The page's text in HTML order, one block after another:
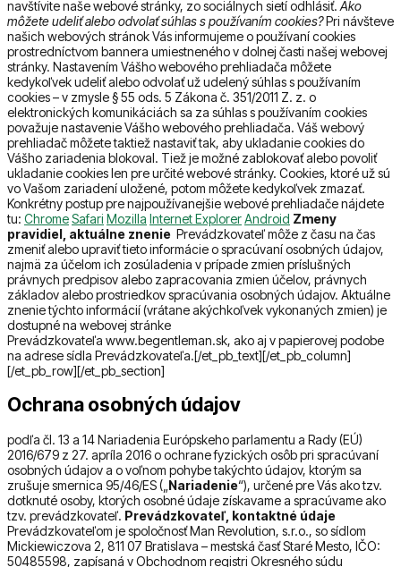
navštívite naše webové stránky, zo sociálnych sietí odhlásiť. Ako
môžete udeliť alebo odvolať súhlas s používaním cookies?Pri návšteve
našich webových stránok Vás informujeme o používaní cookies
prostredníctvom bannera umiestneného v dolnej časti našej webovej
stránky. Nastavením Vášho webového prehliadača môžete
kedykoľvek udeliť alebo odvolať už udelený súhlas s používaním
cookies – v zmysle § 55 ods. 5 Zákona č. 351/2011 Z. z. o
elektronických komunikáciách sa za súhlas s používaním cookies
považuje nastavenie Vášho webového prehliadača. Váš webový
prehliadač môžete taktiež nastaviť tak, aby ukladanie cookies do
Vášho zariadenia blokoval. Tiež je možné zablokovať alebo povoliť
ukladanie cookies len pre určité webové stránky. Cookies, ktoré už sú
vo Vašom zariadení uložené, potom môžete kedykoľvek zmazať.
Konkrétny postup pre najpoužívanejšie webové prehliadače nájdete
tu: ChromeSafari Mozilla Internet ExplorerAndroid Zmeny
pravidiel, aktuálne znenie Prevádzkovateľ môže z času na čas
zmeniť alebo upraviť tieto informácie o spracúvaní osobných údajov,
najmä za účelom ich zosúladenia v prípade zmien príslušných
právnych predpisov alebo zapracovania zmien účelov, právnych
základov alebo prostriedkov spracúvania osobných údajov. Aktuálne
znenie týchto informácií (vrátane akýchkoľvek vykonaných zmien) je
dostupné na webovej stránke
Prevádzkovateľa www.begentleman.sk, ako aj v papierovej podobe
na adrese sídla Prevádzkovateľa.[/et_pb_text][/et_pb_column]
[/et_pb_row][/et_pb_section]
Ochrana osobných údajov
podľa čl. 13 a 14 Nariadenia Európskeho parlamentu a Rady (EÚ)
2016/679 z 27. apríla 2016 o ochrane fyzických osôb pri spracúvaní
osobných údajov a o voľnom pohybe takýchto údajov, ktorým sa
zrušuje smernica 95/46/ES („ Nariadenie“), určené pre Vás ako tzv.
dotknuté osoby, ktorých osobné údaje získavame a spracúvame ako
tzv. prevádzkovateľ. Prevádzkovateľ, kontaktné údaje
Prevádzkovateľom je spoločnosť Man Revolution, s.r.o., so sídlom
Mickiewiczova 2, 811 07 Bratislava – mestská časť Staré Mesto, IČO:
50485598, zapísaná v Obchodnom registri Okresného súdu